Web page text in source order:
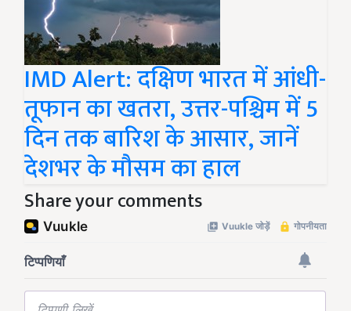
IMD Alert: दक्षिण भारत में आंधी-
तूफान का खतरा, उत्तर-पश्चिम में 5
दिन तक बारिश के आसार, जानें
देशभर के मौसम का हाल
Share your comments